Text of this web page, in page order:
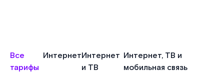
Все
тарифы
ИнтернетИнтернет
и ТВ
Интернет, ТВ и
мобильная связь